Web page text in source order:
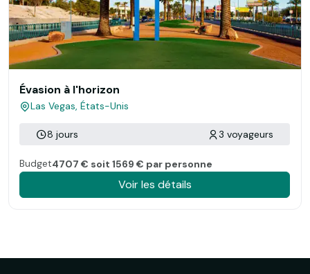
Évasion à l'horizon
Las Vegas, États-Unis
8 jours 3 voyageurs
Budget4707 € soit 1569 € par personne
Voir les détails